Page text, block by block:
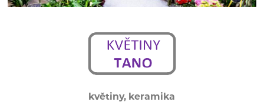
květiny, keramika